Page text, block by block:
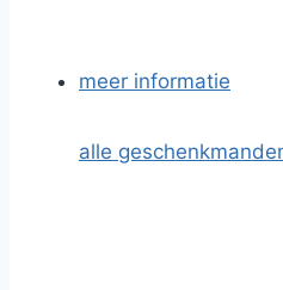
meer informatie
alle